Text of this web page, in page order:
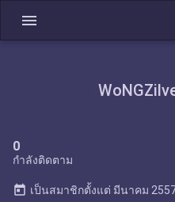
menu
0
กำลังติดตาม
today เป็นสมาชิกตั้งแต่ มีนาคม